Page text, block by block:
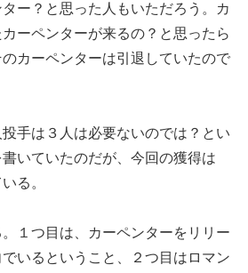
ー？と思った人もいただろう。カ
ーペンターが来るの？と思ったら
カーペンターは引退していたので
手は３人は必要ないのでは？とい
いていたのだが、今回の獲得は
る。
１つ目は、カーペンターをリリー
いるということ、２つ目はロマン